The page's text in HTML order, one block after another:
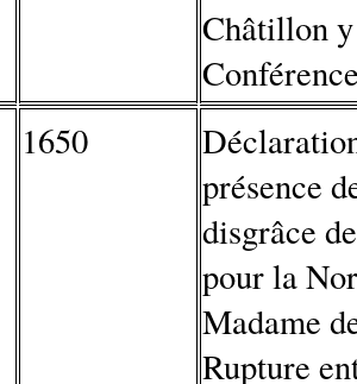
Châtillon
1650
présence
disgrâce
pour la
Madame
Rupture